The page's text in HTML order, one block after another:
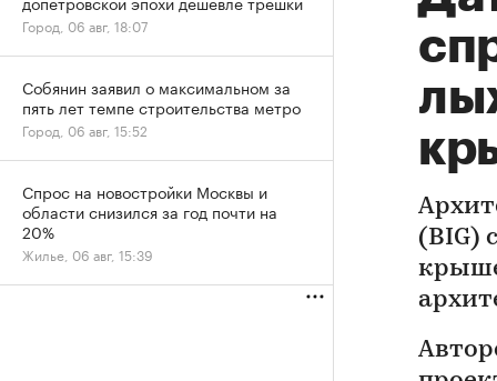
(BIG)
Город, 06 авг, 18:07
Собянин заявил о максимальном за
пять лет темпе строительства метро
Город, 06 авг, 15:52
Спрос на новостройки Москвы и
области снизился за год почти на
20%
Жилье, 06 авг, 15:39